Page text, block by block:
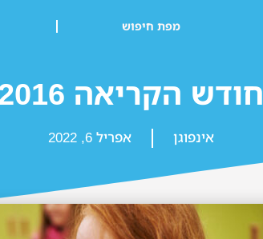
מפת חיפוש
חודש הקריאה 2016
אינפוגן אפריל 6, 2022